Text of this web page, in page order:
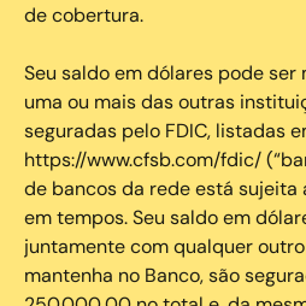
de cobertura.
Seu saldo em dólares pode
uma ou mais das outras
seguradas pelo FDIC, listadas
https://www.cfsb.com/fdic/
de bancos da rede está
em tempos. Seu saldo em
juntamente com qualquer
mantenha no Banco, são